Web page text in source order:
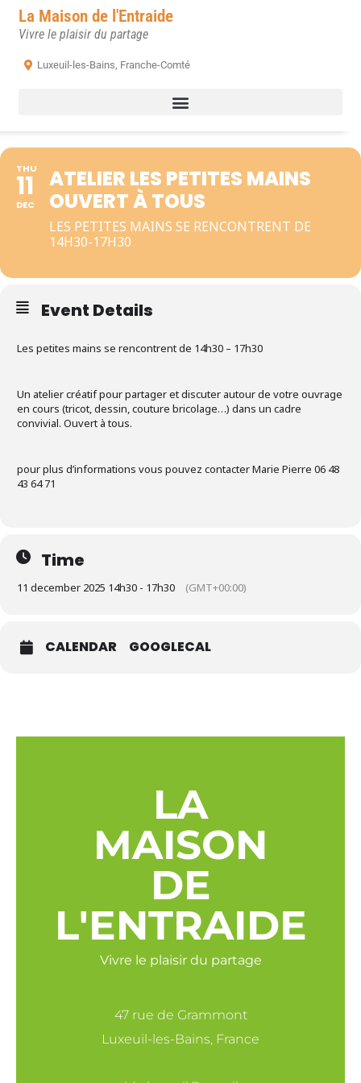
La Maison de l'Entraide
Vivre le plaisir du partage
Luxeuil-les-Bains, Franche-Comté
THU
11
DEC
ATELIER LES PETITES MAINS
OUVERT À TOUS
LES PETITES MAINS SE RENCONTRENT DE
14H30-17H30
Event Details
Les petites mains se rencontrent de 14h30 – 17h30
Un atelier créatif pour partager et discuter autour de votre ouvrage
en cours (tricot, dessin, couture bricolage…) dans un cadre
convivial. Ouvert à tous.
pour plus d’informations vous pouvez contacter Marie Pierre 06 48
43 64 71
Time
11 december 2025 14h30 - 17h30 (GMT+00:00)
CALENDAR GOOGLECAL
LA
MAISON
DE
L'ENTRAIDE
Vivre le plaisir du partage
47 rue de Grammont
Luxeuil-les-Bains, France